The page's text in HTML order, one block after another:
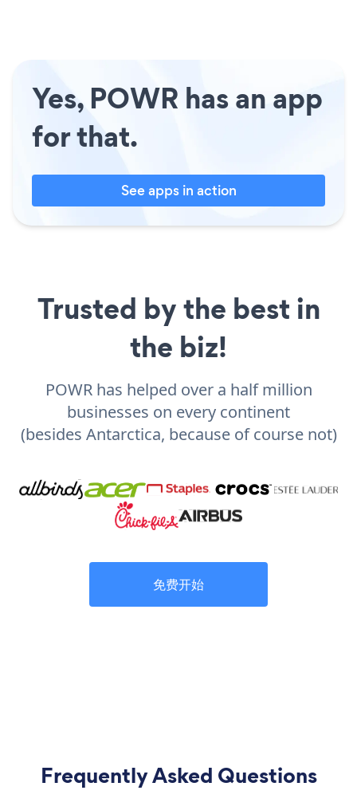
Yes, POWR has an app
for that.
See apps in action
Trusted by the best in
the biz!
POWR has helped over a half million
businesses on every continent
(besides Antarctica, because of course not)
免费开始
Frequently Asked Questions